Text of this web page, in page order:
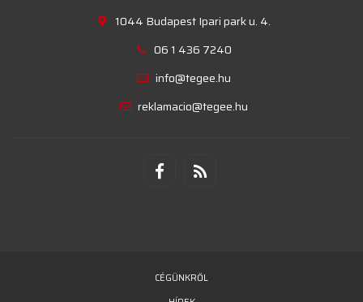
1044 Budapest Ipari park u. 4.
06 1 436 7240
info@tegee.hu
reklamacio@tegee.hu
CÉGÜNKRŐL